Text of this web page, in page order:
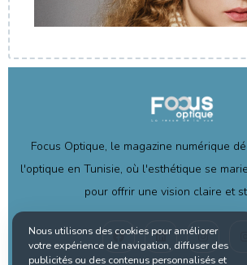
Focus Optique, le magazine numérique
l'optique en Tunisie, où l'esthétique se
pour offrir une vision claire et
Nous utilisons des cookies pour améliorer
votre expérience de navigation, diffuser des
publicités ou des contenus personnalisés et